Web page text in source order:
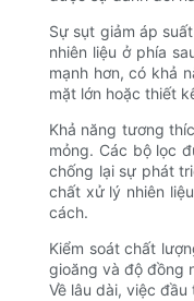
Sự sụt giảm áp
nhiên liệu ở phía
mạnh hơn, có khả
mặt lớn hoặc thiết
Khả năng tương
mỏng. Các bộ lọc
chống lại sự phát
chất xử lý nhiên
cách.
Kiểm soát chất
gioăng và độ đồng
Về lâu dài, việc